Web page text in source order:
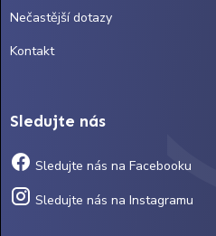
Nečastější dotazy
Kontakt
Sledujte nás
Sledujte nás na Facebooku
Sledujte nás na Instagramu